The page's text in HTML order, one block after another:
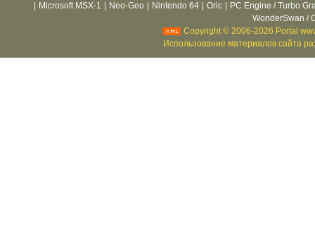
Microsoft MSX-1 Neo-Geo Nintendo 64 Oric
PC Engine / Turbo
WonderSwan /
Copyright © 2006-2026 Portal
Использование материалов сайта